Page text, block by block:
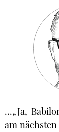
...„Ja,
am